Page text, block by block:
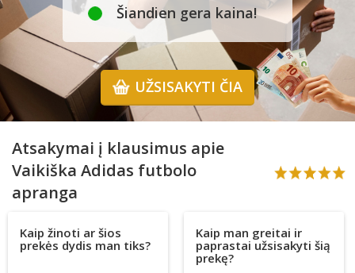
Šiandien gera kaina!
UŽSISAKYTI ČIA
Atsakymai į klausimus apie
Vaikiška Adidas futbolo
apranga
Kaip žinoti ar šios
prekės dydis man tiks?
Kaip man greitai ir
paprastai užsisakyti šią
prekę?